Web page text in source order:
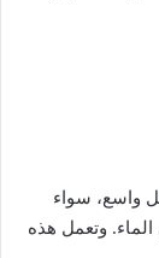
واسع، سواء
وتعمل هذه